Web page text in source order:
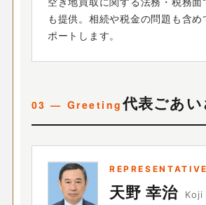
も提供。相続や税金の問題も含め
ポートします。
代表ごあい
REPRESENTATIVE
天野 幸治 Koji